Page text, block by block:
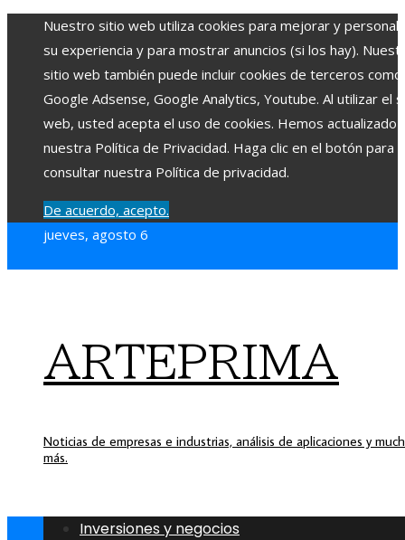
Nuestro sitio web utiliza cookies para mejorar y
su experiencia y para mostrar anuncios (si los hay).
sitio web también puede incluir cookies de terceros como
Google Adsense, Google Analytics, Youtube. Al utilizar el
web, usted acepta el uso de cookies. Hemos actualizado
nuestra Política de Privacidad. Haga clic en el botón para
consultar nuestra Política de privacidad.
De acuerdo, acepto.
jueves, agosto 6
ARTEPRIMA
Noticias de empresas e industrias, análisis de aplicaciones y
más.
Inversiones y negocios